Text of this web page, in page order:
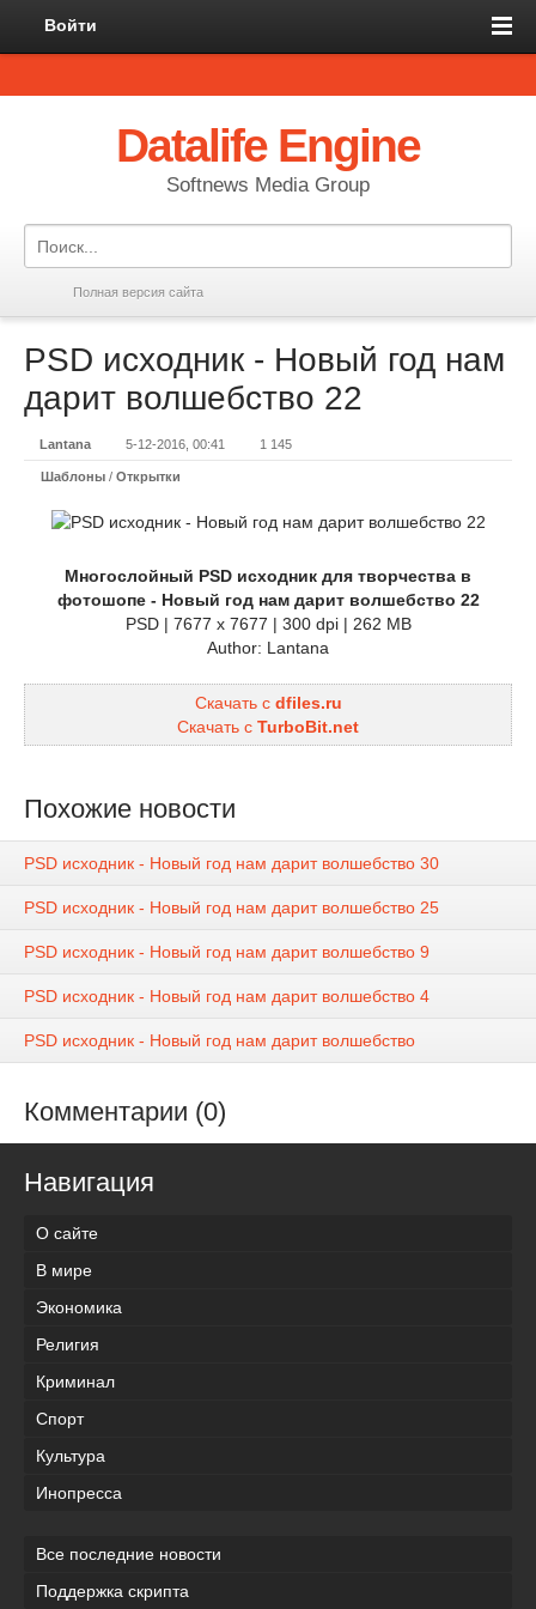
Войти
Datalife Engine
Softnews Media Group
Полная версия сайта
PSD исходник - Новый год нам
дарит волшебство 22
Lantana 5-12-2016, 00:41 1 145
Шаблоны / Открытки
Многослойный PSD исходник для творчества в
фотошопе - Новый год нам дарит волшебство 22
PSD | 7677 x 7677 | 300 dpi | 262 MB
Author: Lantana
Скачать с dfiles.ru
Скачать с TurboBit.net
Похожие новости
PSD исходник - Новый год нам дарит волшебство 30
PSD исходник - Новый год нам дарит волшебство 25
PSD исходник - Новый год нам дарит волшебство 9
PSD исходник - Новый год нам дарит волшебство 4
PSD исходник - Новый год нам дарит волшебство
Комментарии (0)
Навигация
О сайте
В мире
Экономика
Религия
Криминал
Спорт
Культура
Инопресса
Все последние новости
Поддержка скрипта